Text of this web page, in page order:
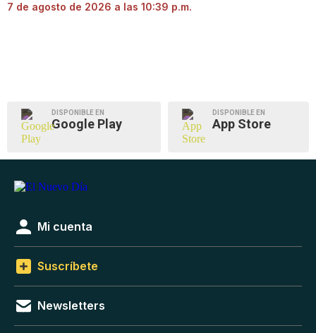
7 de agosto de 2026 a las 10:39 p.m.
DISPONIBLE EN
Google Play
DISPONIBLE EN
App Store
Mi cuenta
Suscríbete
Newsletters